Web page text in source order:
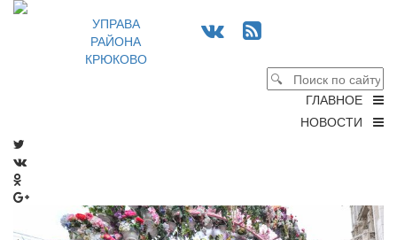
УПРАВА
РАЙОНА
КРЮКОВО
ГЛАВНОЕ
НОВОСТИ